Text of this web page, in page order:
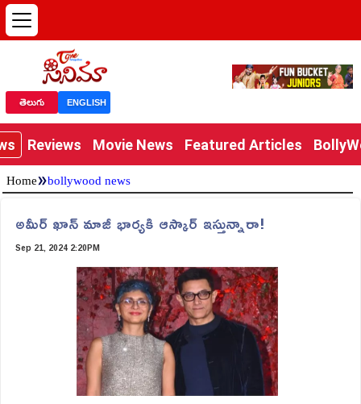
తెలుగు ENGLISH
Reviews Movie News Featured Articles
Home»bollywood news
అమీర్ ఖాన్ మాజీ భార్యకి ఆస్కార్ ఇస్తున్నారా!
Sep 21, 2024 2:20PM